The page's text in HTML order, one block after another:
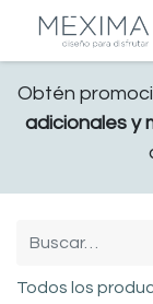
Obtén
adicionales y
Todos los